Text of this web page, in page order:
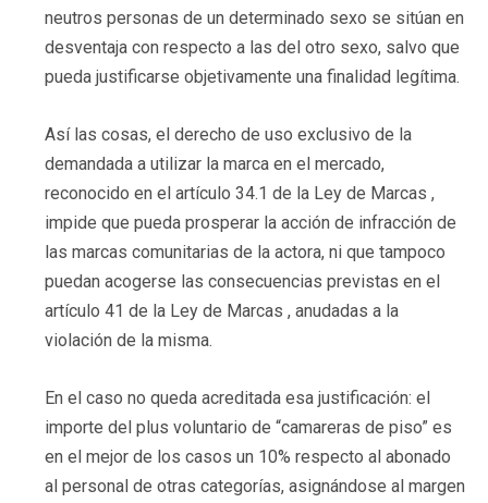
neutros personas de un determinado sexo se sitúan en
desventaja con respecto a las del otro sexo, salvo que
pueda justificarse objetivamente una finalidad legítima.
Así las cosas, el derecho de uso exclusivo de la
demandada a utilizar la marca en el mercado,
reconocido en el artículo 34.1 de la Ley de Marcas ,
impide que pueda prosperar la acción de infracción de
las marcas comunitarias de la actora, ni que tampoco
puedan acogerse las consecuencias previstas en el
artículo 41 de la Ley de Marcas , anudadas a la
violación de la misma.
En el caso no queda acreditada esa justificación: el
importe del plus voluntario de “camareras de piso” es
en el mejor de los casos un 10% respecto al abonado
al personal de otras categorías, asignándose al margen